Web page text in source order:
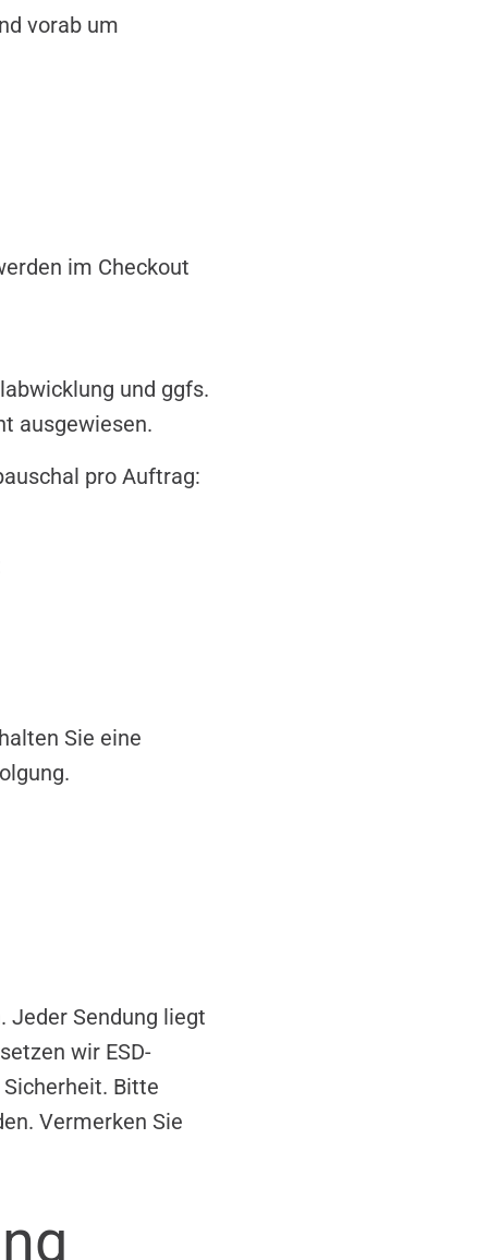
vorab um
im Checkout
und ggfs.
ausgewiesen.
pro Auftrag:
Sie eine
Jeder Sendung liegt
wir ESD-
Bitte
Vermerken Sie